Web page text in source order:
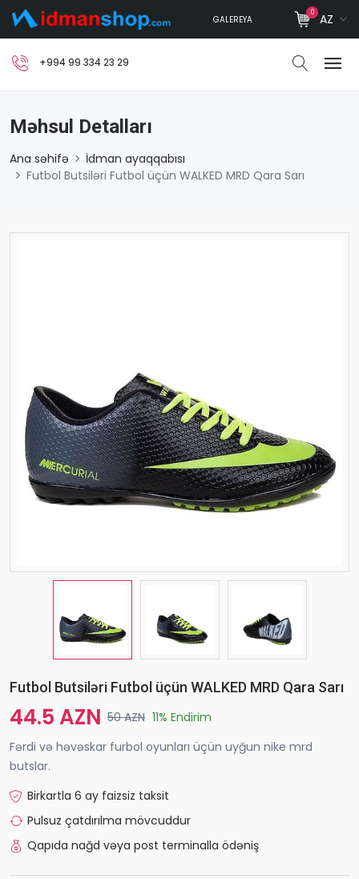
GALEREYA
0 AZ
+994 99 334 23 29
Məhsul Detalları
Ana səhifə
İdman ayaqqabısı
Futbol Butsiləri Futbol üçün WALKED MRD Qara Sarı
Futbol Butsiləri Futbol üçün WALKED MRD Qara Sarı
44.5 AZN 50 AZN 11% Endirim
Fərdi və həvəskar furbol oyunları üçün uyğun nike mrd
butslar.
Birkartla 6 ay faizsiz taksit
Pulsuz çatdırılma mövcuddur
Qapıda nağd vəya post terminalla ödəniş